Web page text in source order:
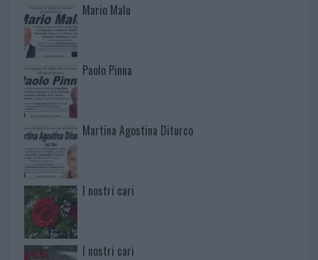
Mario Malu
Paolo Pinna
Martina Agostina Diturco
I nostri cari
I nostri cari